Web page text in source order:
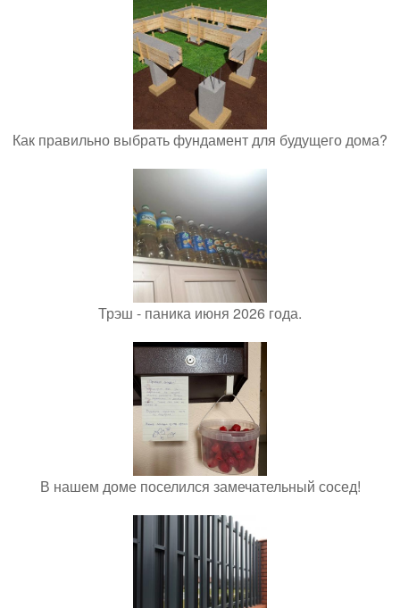
Как правильно выбрать фундамент для будущего дома?
Трэш - паника июня 2026 года.
В нашем доме поселился замечательный сосед!